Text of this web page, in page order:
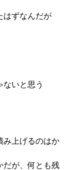
はずなんだが
いと思う
み上げるのはか
だが、何とも残